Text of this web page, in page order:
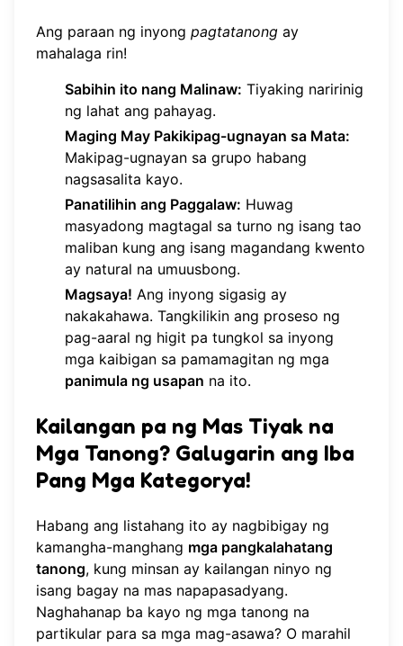
Ang paraan ng inyong pagtatanong ay
mahalaga rin!
Sabihin ito nang Malinaw: Tiyaking naririnig
ng lahat ang pahayag.
Maging May Pakikipag-ugnayan sa Mata:
Makipag-ugnayan sa grupo habang
nagsasalita kayo.
Panatilihin ang Paggalaw: Huwag
masyadong magtagal sa turno ng isang tao
maliban kung ang isang magandang kwento
ay natural na umuusbong.
Magsaya! Ang inyong sigasig ay
nakakahawa. Tangkilikin ang proseso ng
pag-aaral ng higit pa tungkol sa inyong
mga kaibigan sa pamamagitan ng mga
panimula ng usapan na ito.
Kailangan pa ng Mas Tiyak na
Mga Tanong? Galugarin ang Iba
Pang Mga Kategorya!
Habang ang listahang ito ay nagbibigay ng
kamangha-manghang mga pangkalahatang
tanong, kung minsan ay kailangan ninyo ng
isang bagay na mas napapasadyang.
Naghahanap ba kayo ng mga tanong na
partikular para sa mga mag-asawa? O marahil